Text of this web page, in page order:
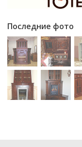
Последние фото